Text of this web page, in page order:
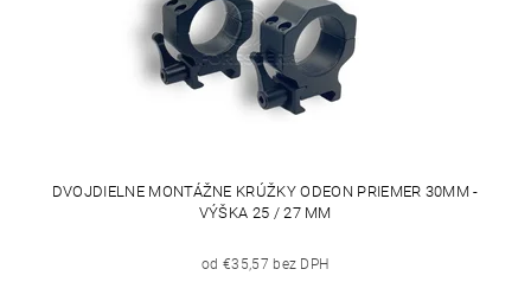
DVOJDIELNE MONTÁŽNE KRÚŽKY ODEON PRIEMER 30MM -
VÝŠKA 25 / 27 MM
od €35,57 bez DPH